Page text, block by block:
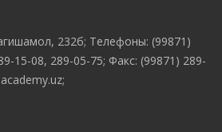
232б; Телефоны: (99871)
15-08, 289-05-75; Факс: (99871) 289-